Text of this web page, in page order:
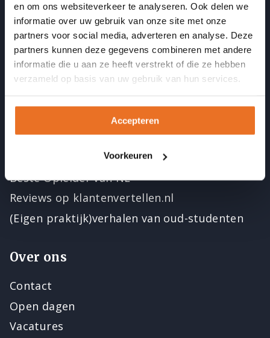
en om ons websiteverkeer te analyseren. Ook delen we
informatie over uw gebruik van onze site met onze
partners voor social media, adverteren en analyse. Deze
partners kunnen deze gegevens combineren met andere
informatie die u aan ze heeft verstrekt of die ze hebben
verzameld op basis van uw gebruik van hun services.
Accepteren
Voorkeuren
Veelgestelde vragen
Artikelen
Podcast Vitaal door je LEEF-tijd
Opleidingsbudget formulier
Onze kwaliteit
Accreditaties en erkenningen
Beroepsverenigingen
Beste Opleider van NL
Reviews op klantenvertellen.nl
(Eigen praktijk)verhalen van oud-studenten
Over ons
Contact
Open dagen
Vacatures